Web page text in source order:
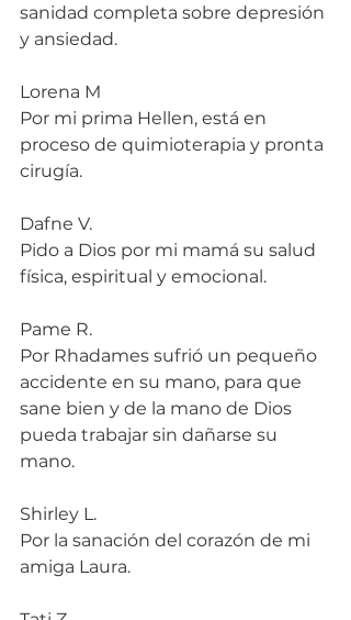
sanidad completa sobre depresión
y ansiedad.
Lorena M
Por mi prima Hellen, está en
proceso de quimioterapia y pronta
cirugía.
Dafne V.
Pido a Dios por mi mamá su salud
física, espiritual y emocional.
Pame R.
Por Rhadames sufrió un pequeño
accidente en su mano, para que
sane bien y de la mano de Dios
pueda trabajar sin dañarse su
mano.
Shirley L.
Por la sanación del corazón de mi
amiga Laura.